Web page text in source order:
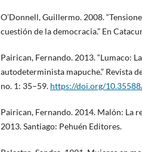
O’Donnell, Guillermo. 2008.
cuestión de la democracia.” En
Pairican, Fernando. 2013. “Lumaco:
autodeterminista mapuche.” Revista
no. 1: 35–59. https://doi.org/
Pairican, Fernando. 2014. Malón: La
2013. Santiago: Pehuén Editores.